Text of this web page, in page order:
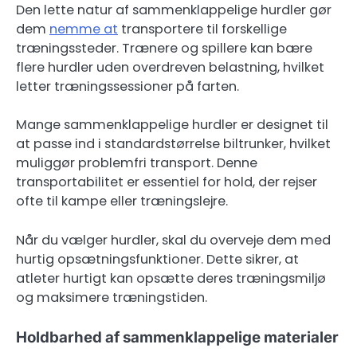
Den lette natur af sammenklappelige hurdler gør
dem nemme at transportere til forskellige
træningssteder. Trænere og spillere kan bære
flere hurdler uden overdreven belastning, hvilket
letter træningssessioner på farten.
Mange sammenklappelige hurdler er designet til
at passe ind i standardstørrelse biltrunker, hvilket
muliggør problemfri transport. Denne
transportabilitet er essentiel for hold, der rejser
ofte til kampe eller træningslejre.
Når du vælger hurdler, skal du overveje dem med
hurtig opsætningsfunktioner. Dette sikrer, at
atleter hurtigt kan opsætte deres træningsmiljø
og maksimere træningstiden.
Holdbarhed af sammenklappelige materialer